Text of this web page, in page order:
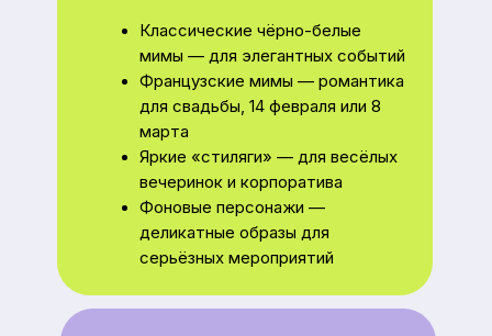
показывать пантомиму, но и:
использовать яркий реквизит
показывать фокусы
создавать комичные сценки
и мини-выступления